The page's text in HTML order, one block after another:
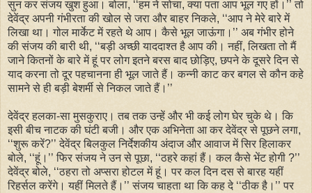
सुन कर संजय खुश हुआ। बोला, ‘‘हम ने सोचा, क्या पता आप भूल गए हों।’’ तो
देवेंद्र अपनी गंभीरता की खोल से जरा और बाहर निकले, ‘‘आप ने मेरे बारे में
लिखा था। गोल मार्केट में रहते थे आप। कैसे भूल जाऊंगा।’’ अब गंभीर होने
की संजय की बारी थी, ‘‘बड़ी अच्छी याददाश्त है आप की। नहीं, लिखता तो मैं
जाने कितनों के बारे में हूं पर लोग इतने बरस बाद छोड़िए, छपने के दूसरे दिन से
याद करना तो दूर पहचानना ही भूल जाते हैं। कन्नी काट कर बगल से कौन कहे
सामने से ही बड़ी बेशर्मी से निकल जाते हैं।’’
देवेंद्र हलका-सा मुसकुराए। तब तक उन्हें और भी कई लोग घेर चुके थे। कि
इसी बीच नाटक की घंटी बजी। और एक अभिनेता आ कर देवेंद्र से पूछने लगा,
‘‘शुरू करें?’’ देवेंद्र बिलकुल निर्देशकीय अंदाज और आवाज में सिर हिलाकर
बोले, ‘‘हूं।’’ फिर संजय ने उन से पूछा, ‘‘ठहरे कहां हैं। कल कैसे भेंट होगी ?’’
देवेंद्र बोले, ‘‘ठहरा तो अप्सरा होटल में हूं। पर कल दिन दस से बारह यहीं
रिहर्सल करेंगे। यहीं मिलते हैं।’’ संजय चाहता था कि कह दे ‘‘ठीक है।’’ पर